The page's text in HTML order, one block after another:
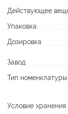
Действующее
Упаковка
Дозировка
Завод
Тип номенклатуры
Условие хранения